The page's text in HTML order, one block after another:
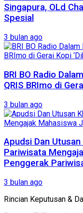
Singapura, OLd
Spesial
3 bulan ago
BRI BO Radio
QRIS BRImo di
3 bulan ago
Apudsi Dan
Pariwisata
Penggerak
3 bulan ago
Rincian Keputusan &